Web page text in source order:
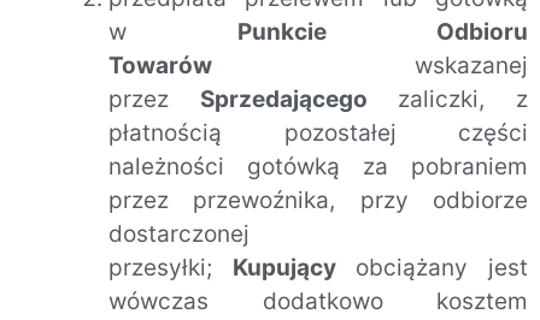
w Punkcie Odbioru
Towarów wskazanej
przez Sprzedającego zaliczki, z
płatnością pozostałej części
należności gotówką za pobraniem
przez przewoźnika, przy odbiorze
dostarczonej
przesyłki; Kupującyobciążany jest
wówczas dodatkowo kosztem